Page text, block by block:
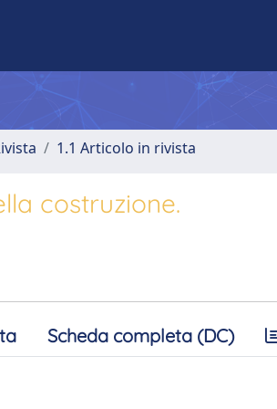
1.1 Articolo in rivista
costruzione.
Scheda completa (DC)